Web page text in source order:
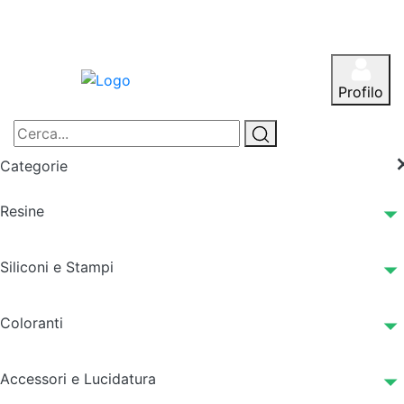
Profilo
Categorie
Resine
Siliconi e Stampi
Coloranti
Accessori e Lucidatura